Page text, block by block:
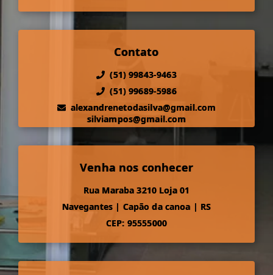
Contato
(51) 99843-9463
(51) 99689-5986
alexandrenetodasilva@gmail.com
silviampos@gmail.com
Venha nos conhecer
Rua Maraba 3210 Loja 01
Navegantes | Capão da canoa | RS
CEP: 95555000